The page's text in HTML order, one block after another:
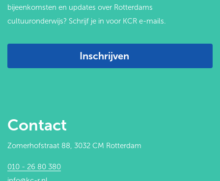
bijeenkomsten en updates over Rotterdams
cultuuronderwijs? Schrijf je in voor KCR e-mails.
Inschrijven
Contact
Zomerhofstraat 88, 3032 CM Rotterdam
010 - 26 80 380